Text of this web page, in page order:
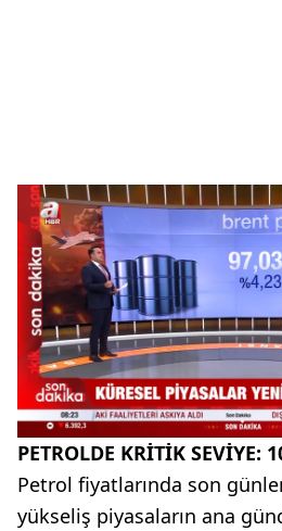
PETROLDE KRİTİK SEVİYE:
Petrol fiyatlarında son
yükseliş piyasaların ana